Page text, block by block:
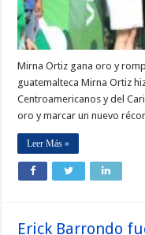
Mirna Ortiz gana oro y
guatemalteca Mirna Ortiz
Centroamericanos y del
oro y marcar un nuevo
Leer Más »
Erick Barrondo